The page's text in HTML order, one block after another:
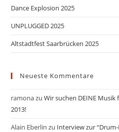
Dance Explosion 2025
UNPLUGGED 2025
Altstadtfest Saarbrücken 2025
Neueste Kommentare
ramonazuWir suchen DEINE
2013!
Alain Eberlin zu Interview zur